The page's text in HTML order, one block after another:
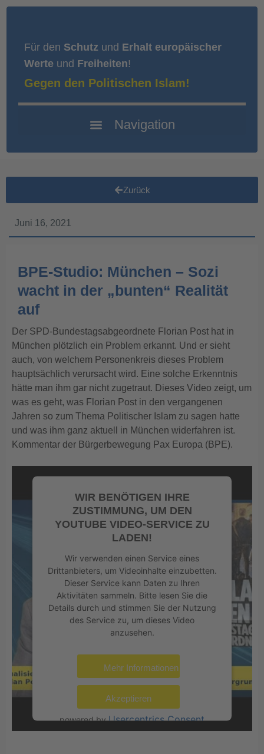
Für den Schutz und Erhalt europäischer
Werte und Freiheiten!
Gegen den Politischen Islam!
Zurück
Juni 16, 2021
BPE-Studio: München – Sozi
wacht in der „bunten“ Realität
auf
Der SPD-Bundestagsabgeordnete Florian Post hat in
München plötzlich ein Problem erkannt. Und er sieht
auch, von welchem Personenkreis dieses Problem
hauptsächlich verursacht wird. Eine solche Erkenntnis
hätte man ihm gar nicht zugetraut. Dieses Video zeigt, um
was es geht, was Florian Post in den vergangenen
Jahren so zum Thema Politischer Islam zu sagen hatte
und was ihm ganz aktuell in München widerfahren ist.
Kommentar der Bürgerbewegung Pax Europa (BPE).
WIR BENÖTIGEN IHRE
ZUSTIMMUNG, UM DEN
YOUTUBE VIDEO-SERVICE ZU
LADEN!
Wir verwenden einen Service eines
Drittanbieters, um Videoinhalte einzubetten.
Dieser Service kann Daten zu Ihren
Aktivitäten sammeln. Bitte lesen Sie die
Details durch und stimmen Sie der Nutzung
des Service zu, um dieses Video
anzusehen.
Mehr Informationen
Akzeptieren
powered byUsercentrics Consent
Management Platform&eRecht24